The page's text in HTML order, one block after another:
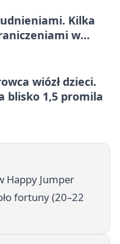
Kilka
w
wiózł dzieci.
blisko 1,5 promila
Happy Jumper
fortuny (20–22